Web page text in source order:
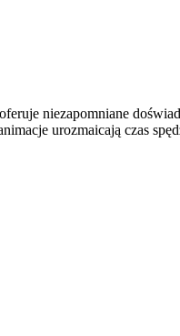
niezapomniane
urozmaicają czas